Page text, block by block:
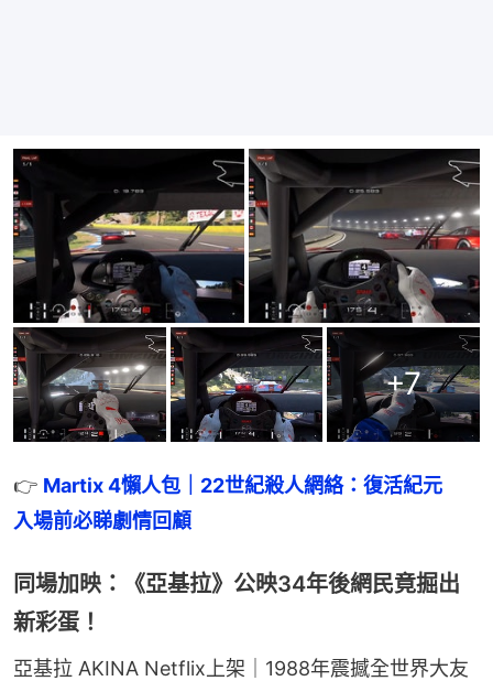
+7
👉 Martix 4懶人包｜22世紀殺人網絡：復活紀元
入場前必睇劇情回顧
同場加映：《亞基拉》公映34年後網民竟掘出
新彩蛋！
亞基拉 AKINA Netflix上架｜1988年震撼全世界大友